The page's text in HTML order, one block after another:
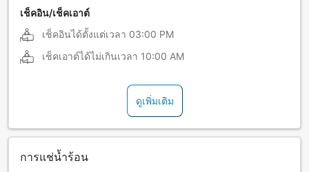
เช็คอิน/เช็คเอาต์
เช็คอินได้ตั้งแต่เวลา 03:00 PM
เช็คเอาต์ได้ไม่เกินเวลา 10:00 AM
ดูเพิ่มเติม
การแช่น้ำร้อน